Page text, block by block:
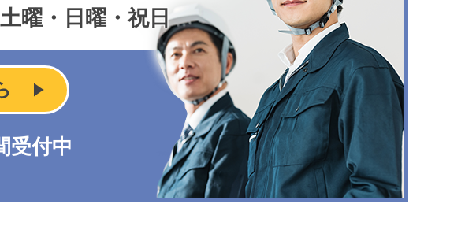
曜・日曜・祝日
受付中